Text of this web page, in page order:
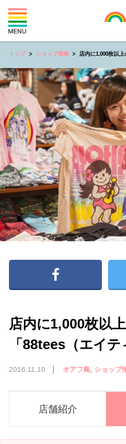
トップ ショップ情報 店内に1,000枚以
店内に1,000枚以
「88tees（エイテ
2016.11.10 オアフ島 ショップ
店舗紹介